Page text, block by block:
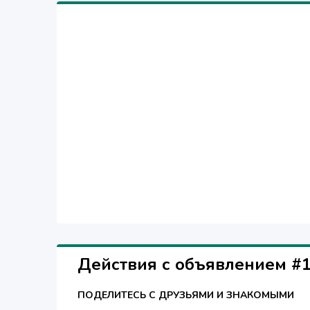
Действия с объявлением
ПОДЕЛИТЕСЬ С ДРУЗЬЯМИ И ЗНАКОМЫМИ